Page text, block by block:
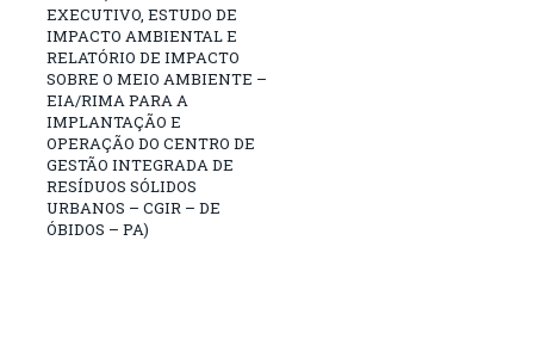
EXECUTIVO, ESTUDO DE
IMPACTO AMBIENTAL E
RELATÓRIO DE IMPACTO
SOBRE O MEIO AMBIENTE –
EIA/RIMA PARA A
IMPLANTAÇÃO E
OPERAÇÃO DO CENTRO DE
GESTÃO INTEGRADA DE
RESÍDUOS SÓLIDOS
URBANOS – CGIR – DE
ÓBIDOS – PA)